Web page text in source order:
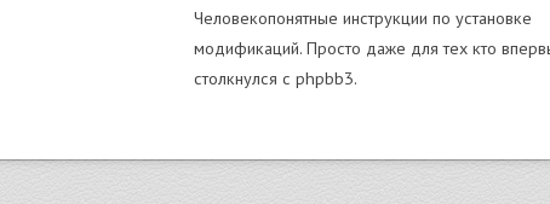
Человекопонятные инструкции по установке
модификаций. Просто даже для тех кто
столкнулся с phpbb3.